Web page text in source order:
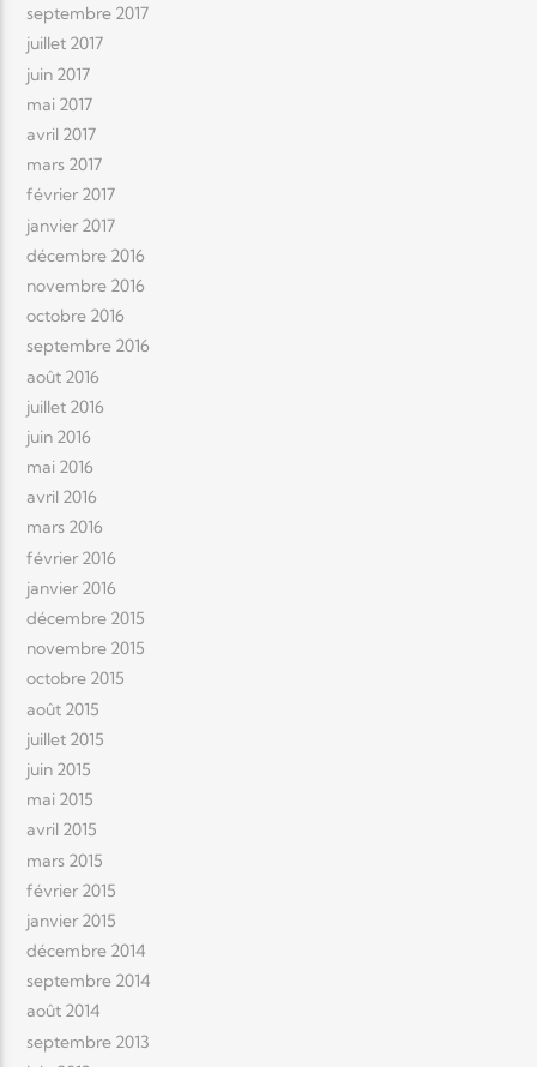
septembre 2017
juillet 2017
juin 2017
mai 2017
avril 2017
mars 2017
février 2017
janvier 2017
décembre 2016
novembre 2016
octobre 2016
septembre 2016
août 2016
juillet 2016
juin 2016
mai 2016
avril 2016
mars 2016
février 2016
janvier 2016
décembre 2015
novembre 2015
octobre 2015
août 2015
juillet 2015
juin 2015
mai 2015
avril 2015
mars 2015
février 2015
janvier 2015
décembre 2014
septembre 2014
août 2014
septembre 2013